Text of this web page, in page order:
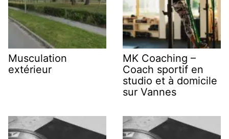
Musculation
extérieur
MK Coaching –
Coach sportif en
studio et à domicile
sur Vannes